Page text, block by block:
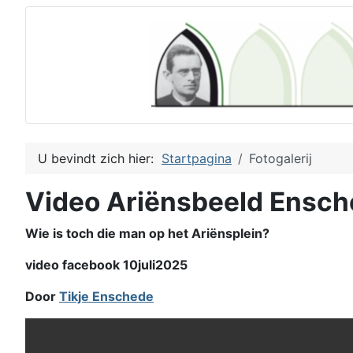
U bevindt zich hier: Startpagina Fotogalerij
Video Ariënsbeeld
Wie is toch die man op het Ariënsplein?
video facebook 10juli2025
Door Tikje Enschede